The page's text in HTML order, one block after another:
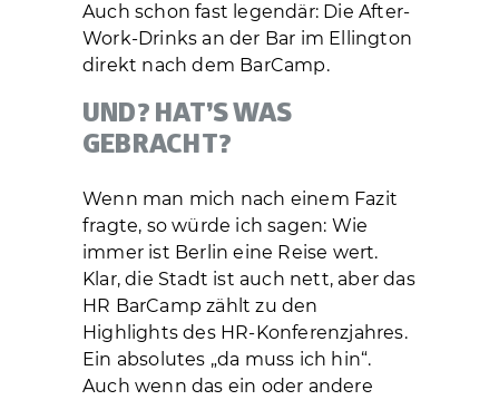
Auch schon fast legendär: Die After-
Work-Drinks an der Bar im Ellington
direkt nach dem BarCamp.
UND? HAT’S WAS
GEBRACHT?
Wenn man mich nach einem Fazit
fragte, so würde ich sagen: Wie
immer ist Berlin eine Reise wert.
Klar, die Stadt ist auch nett, aber das
HR BarCamp zählt zu den
Highlights des HR-Konferenzjahres.
Ein absolutes „da muss ich hin“.
Auch wenn das ein oder andere